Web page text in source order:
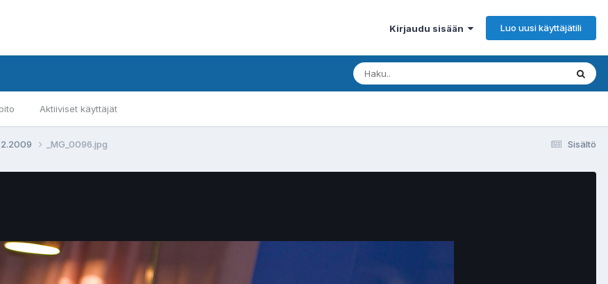
Kirjaudu sisään Luo uusi käyttäjätili
Aktiiviset käyttäjät
Sisältö
_MG_0096.jpg